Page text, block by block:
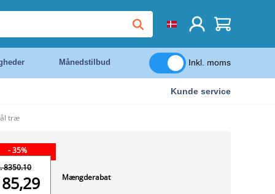
Månedstilbud Inkl. moms
Kunde service
træ
- 35%
8350.10
Mængderabat